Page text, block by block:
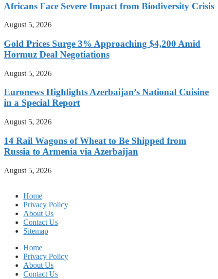
Africans Face Severe Impact from Biodiversity Crisis
August 5, 2026
Gold Prices Surge 3% Approaching $4,200 Amid
Hormuz Deal Negotiations
August 5, 2026
Euronews Highlights Azerbaijan’s National Cuisine
in a Special Report
August 5, 2026
14 Rail Wagons of Wheat to Be Shipped from
Russia to Armenia via Azerbaijan
August 5, 2026
Home
Privacy Policy
About Us
Contact Us
Sitemap
Home
Privacy Policy
About Us
Contact Us